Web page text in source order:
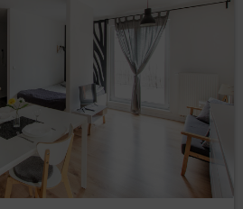
a także w przypadku braku aktywności
przez okres 6 miesięcy.
umowy następuje z zachowaniem
okresu wypowiedzenia.
może zastrzec, że ponowna rejestracja
zezwolenia Usługodawcy.
Zamknij